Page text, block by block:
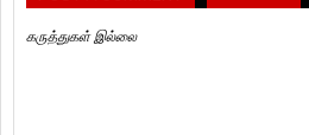
கருத்துகள் இல்லை